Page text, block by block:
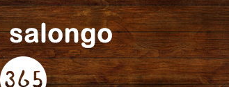
ンゴ)カ
報をお届けします。